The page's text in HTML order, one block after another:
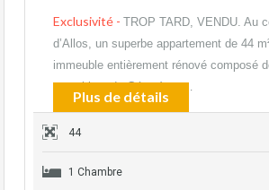
Exclusivité - TROP TARD, VENDU. Au
d’Allos, un superbe appartement de 44
immeuble entièrement rénové composé
un cabinet de Géomètre.…
Plus de détails
44
1 Chambre